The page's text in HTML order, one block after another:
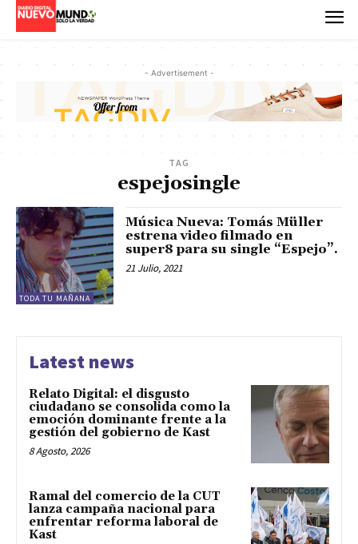
- Advertisement -
TAG
espejosingle
TODA TU MAÑANA
Música Nueva: Tomás Müller
estrena video filmado en
super8 para su single “Espejo”.
21 Julio, 2021
Latest news
Relato Digital: el disgusto
ciudadano se consolida como la
emoción dominante frente a la
gestión del gobierno de Kast
8 Agosto, 2026
Ramal del comercio de la CUT
lanza campaña nacional para
enfrentar reforma laboral de
Kast